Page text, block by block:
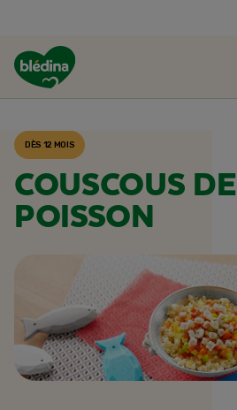
ACCUEIL
DÈS 12 MOIS
COUSCOUS DE
POISSON